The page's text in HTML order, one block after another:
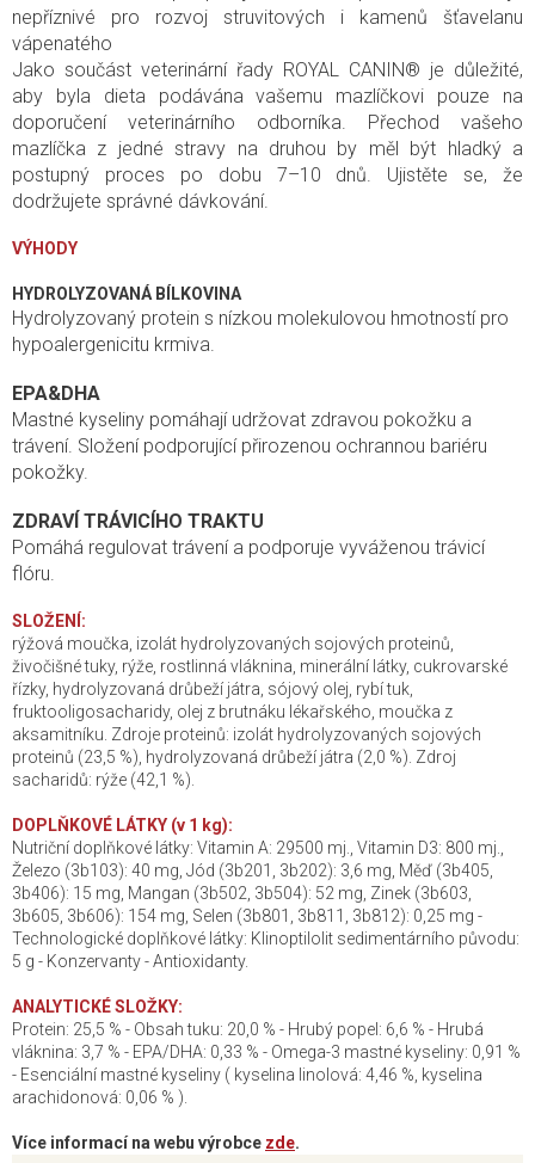
nepříznivé pro rozvoj struvitových i kamenů šťavelanu
vápenatého
Jako součást veterinární řady ROYAL CANIN® je důležité,
aby byla dieta podávána vašemu mazlíčkovi pouze na
doporučení veterinárního odborníka. Přechod vašeho
mazlíčka z jedné stravy na druhou by měl být hladký a
postupný proces po dobu 7–10 dnů. Ujistěte se, že
dodržujete správné dávkování.
VÝHODY
HYDROLYZOVANÁ BÍLKOVINA
Hydrolyzovaný protein s nízkou molekulovou hmotností pro
hypoalergenicitu krmiva.
EPA&DHA
Mastné kyseliny pomáhají udržovat zdravou pokožku a
trávení. Složení podporující přirozenou ochrannou bariéru
pokožky.
ZDRAVÍ TRÁVICÍHO TRAKTU
Pomáhá regulovat trávení a podporuje vyváženou trávicí
flóru.
SLOŽENÍ:
rýžová moučka, izolát hydrolyzovaných sojových proteinů,
živočišné tuky, rýže, rostlinná vláknina, minerální látky, cukrovarské
řízky, hydrolyzovaná drůbeží játra, sójový olej, rybí tuk,
fruktooligosacharidy, olej z brutnáku lékařského, moučka z
aksamitníku. Zdroje proteinů: izolát hydrolyzovaných sojových
proteinů (23,5 %), hydrolyzovaná drůbeží játra (2,0 %). Zdroj
sacharidů: rýže (42,1 %).
DOPLŇKOVÉ LÁTKY (v 1 kg):
Nutriční doplňkové látky: Vitamin A: 29500 mj., Vitamin D3: 800 mj.,
Železo (3b103): 40 mg, Jód (3b201, 3b202): 3,6 mg, Měď (3b405,
3b406): 15 mg, Mangan (3b502, 3b504): 52 mg, Zinek (3b603,
3b605, 3b606): 154 mg, Selen (3b801, 3b811, 3b812): 0,25 mg -
Technologické doplňkové látky: Klinoptilolit sedimentárního původu:
5 g - Konzervanty - Antioxidanty.
ANALYTICKÉ SLOŽKY:
Protein: 25,5 % - Obsah tuku: 20,0 % - Hrubý popel: 6,6 % - Hrubá
vláknina: 3,7 % - EPA/DHA: 0,33 % - Omega-3 mastné kyseliny: 0,91 %
- Esenciální mastné kyseliny ( kyselina linolová: 4,46 %, kyselina
arachidonová: 0,06 % ).
Více informací na webu výrobce zde.